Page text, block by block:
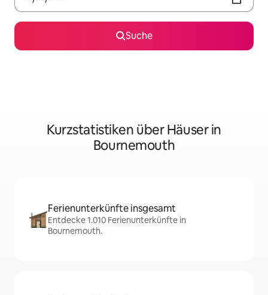
Suche
Kurzstatistiken über Häuser in
Bournemouth
Ferienunterkünfte insgesamt
Entdecke 1.010 Ferienunterkünfte in
Bournemouth.